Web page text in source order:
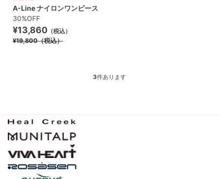
A-Line ナイロンワンピース
30%OFF
¥13,860 （税込）
¥19,800（税込）
3件あります